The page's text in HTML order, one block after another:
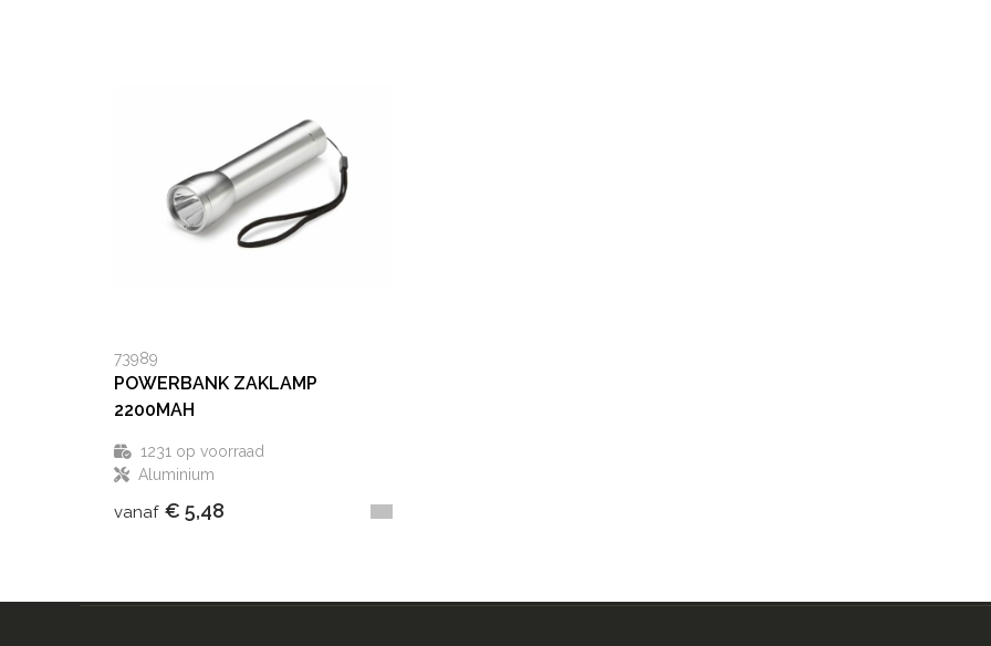
73989
POWERBANK ZAKLAMP
2200MAH
1231op voorraad
Aluminium
vanaf € 5,48